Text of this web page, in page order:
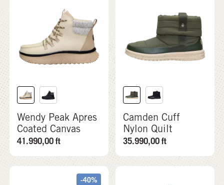
Wendy Peak Apres
Coated Canvas
41.990,00ft
Camden Cuff
Nylon Quilt
35.990,00ft
-40%